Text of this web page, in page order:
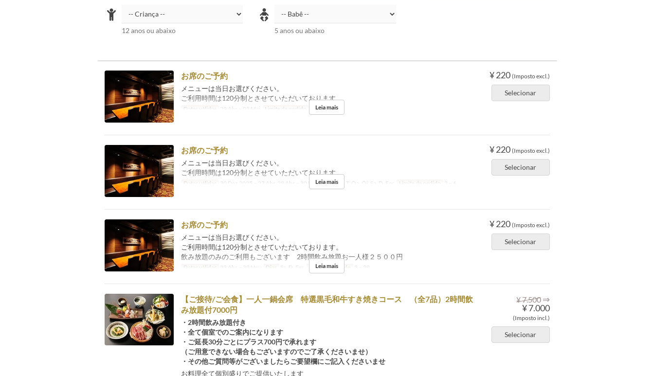
12 anos ou abaixo 5 anos ou abaixo
¥ 220 (Imposto excl.)
Selecionar
お席のご予約
メニューは当日お選びください。
ご利用時間は120分制とさせていただいております。
Datas válidas 29 Abr ~ 03 Mai Limite de pedido 2 ~ 20
Leia mais
¥ 220 (Imposto excl.)
Selecionar
お席のご予約
メニューは当日お選びください。
ご利用時間は120分制とさせていただいております。
Datas válidas 30 Dez 2025 ~ 27 Abr, 29 Abr ~ 30 Nov Dias Sg, T, Qa, Qi, Sa, D, Fer Limite de pedido 2 ~ 6
Leia mais
¥ 220 (Imposto excl.)
Selecionar
お席のご予約
メニューは当日お選びください。
ご利用時間は120分制とさせていただいております。
飲み放題のみのご利用もございます 2時間飲み放題お一人様２５００円
Datas válidas 23 Abr ~ 30 Nov Dias Sa, D, Fer Limite de pedido 2 ~ 20
Leia mais
¥ 7.500 ⇒
¥ 7.000
(Imposto incl.)
Selecionar
【ご接待/ご会食】一人一鍋会席 特選黒毛和牛すき焼きコース （全7品）2時間飲
み放題付7000円
・2時間飲み放題付き
・全て個室でのご案内になります
・ご延長30分ごとにプラス700円で承れます
（ご用意できない場合もございますのでご了承くださいませ）
・その他ご質問等がございましたらご要望欄にご記入くださいませ
お料理全て個別盛りでご提供いたします